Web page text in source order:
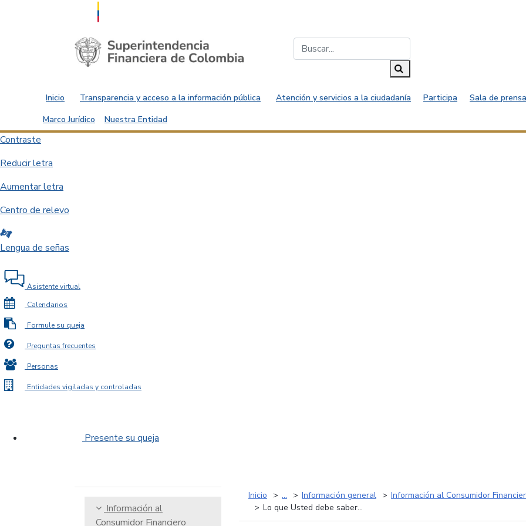
Saltar al contenido principal
Inicio Transparencia y acceso a la información pública Atención y servicios a la ciudadanía Participa
Sala de
Marco Jurídico
Nuestra Entidad
Contraste
Reducir letra
Aumentar letra
Centro de relevo
Lengua de señas
Asistente virtual
Calendarios
Formule su queja
Preguntas frecuentes
Personas
Entidades vigiladas y controladas
Presente su queja
Inicio ... Información general
Información al Consumidor
Lo que Usted debe saber...
Información al
Consumidor Financiero